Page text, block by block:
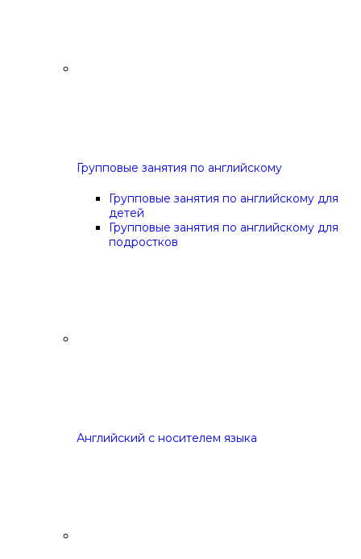
Групповые занятия по английскому
Групповые занятия по английскому для
детей
Групповые занятия по английскому для
подростков
Английский с носителем языка